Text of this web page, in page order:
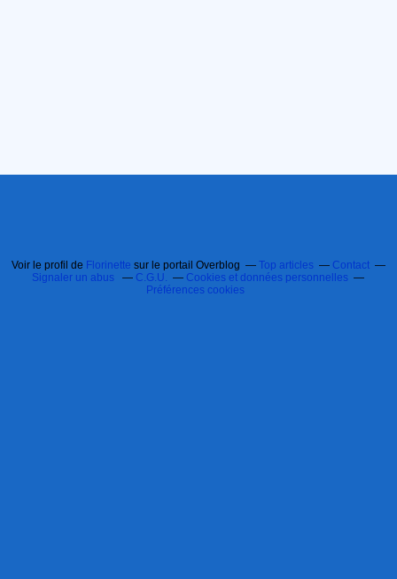
Voir le profil de Florinette sur le portail Overblog Top articles
Contact
Signaler un abus
C.G.U.
Cookies et données personnelles
Préférences cookies